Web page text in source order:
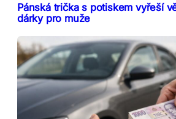
Pánská trička s potiskem vyřeší
dárky pro muže